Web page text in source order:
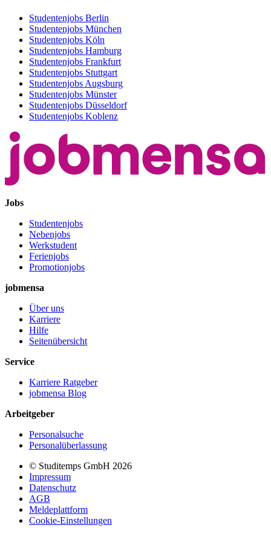
Studentenjobs Berlin
Studentenjobs München
Studentenjobs Köln
Studentenjobs Hamburg
Studentenjobs Frankfurt
Studentenjobs Stuttgart
Studentenjobs Augsburg
Studentenjobs Münster
Studentenjobs Düsseldorf
Studentenjobs Koblenz
Jobs
Studentenjobs
Nebenjobs
Werkstudent
Ferienjobs
Promotionjobs
jobmensa
Über uns
Karriere
Hilfe
Seitenübersicht
Service
Karriere Ratgeber
jobmensa Blog
Arbeitgeber
Personalsuche
Personalüberlassung
© Studitemps GmbH 2026
Impressum
Datenschutz
AGB
Meldeplattform
Cookie-Einstellungen